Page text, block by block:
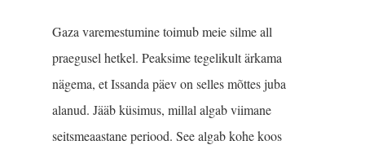
Gaza varemestumine toimub meie silme all
praegusel hetkel. Peaksime tegelikult ärkama
nägema, et Issanda päev on selles mõttes juba
alanud. Jääb küsimus, millal algab viimane
seitsmeaastane periood. See algab kohe koos